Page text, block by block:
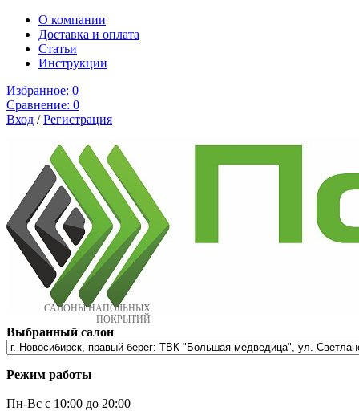
О компании
Доставка и оплата
Cтатьи
Инструкции
Избранное: 0
Сравнение: 0
Вход /Регистрация
САЛОНЫ НАПОЛЬНЫХ
ПОКРЫТИЙ
Выбранный салон
Режим работы
Пн-Вс с 10:00 до 20:00